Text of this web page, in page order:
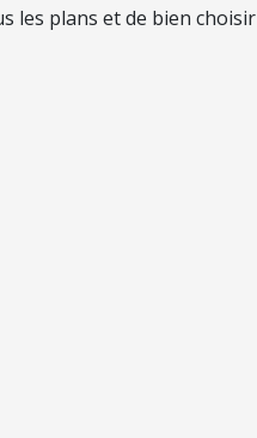
les plans et de bien